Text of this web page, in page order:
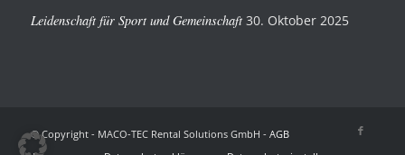
Leidenschaft für Sport und Gemeinschaft 30. Oktober 2025
© Copyright - MACO-TEC Rental Solutions GmbH - AGB